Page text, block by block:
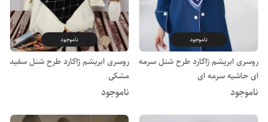
ناموجود
روسری ابریشم ژاکارد طرح شنل سرمه
ای حاشیه سرمه ای
ناموجود
ناموجود
روسری ابریشم ژاکارد طرح شنل سفید
مشکی
ناموجود